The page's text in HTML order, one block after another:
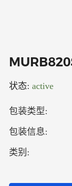
关于
状态: active
包装类型:
包装信息:
类别: